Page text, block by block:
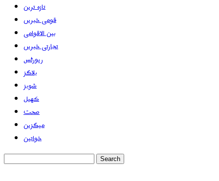
تازہ ترین
قومی خبریں
بین الاقوامی
تجارتی خبریں
رپورٹس
بلاگز
شوبز
کھیل
صحت
میگزین
خواتین